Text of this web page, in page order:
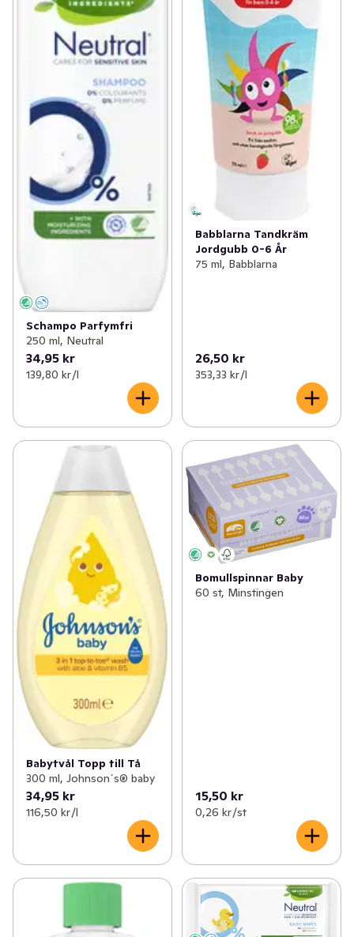
Schampo Parfymfri
250 ml, Neutral
34,95 kr
139,80 kr /l
Babblarna Tandkräm
Jordgubb 0-6 År
75 ml, Babblarna
26,50 kr
353,33 kr /l
Babytvål Topp till Tå
300 ml, Johnson´s® baby
34,95 kr
116,50 kr /l
Bomullspinnar Baby
60 st, Minstingen
15,50 kr
0,26 kr /st